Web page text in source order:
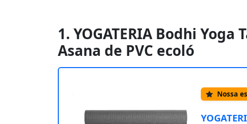
1. YOGATERIA Bodhi
Asana de PVC ecoló
Nossa